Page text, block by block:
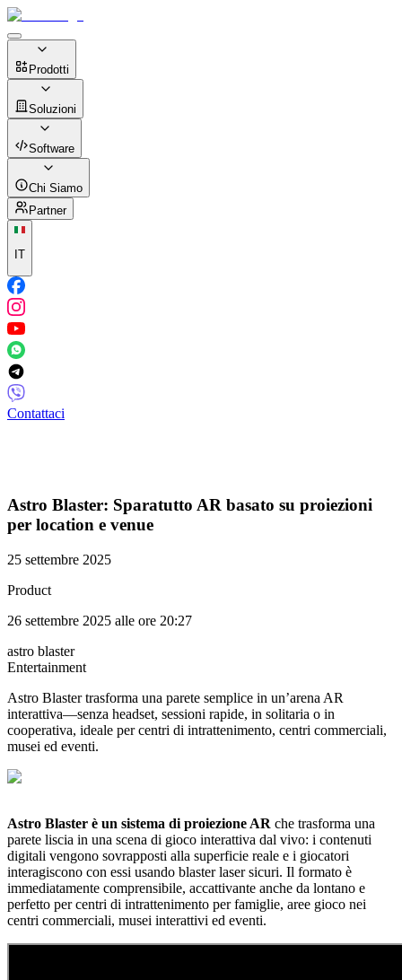
Prodotti
Soluzioni
Software
Chi Siamo
Partner
IT
Contattaci
Astro Blaster: Sparatutto AR basato su proiezioni
per location e venue
25 settembre 2025
Product
26 settembre 2025 alle ore 20:27
astro blaster
Entertainment
Astro Blaster trasforma una parete semplice in un’arena AR
interattiva—senza headset, sessioni rapide, in solitaria o in
cooperativa, ideale per centri di intrattenimento, centri commerciali,
musei ed eventi.
Astro Blaster è un sistema di proiezione AR che trasforma una
parete liscia in una scena di gioco interattiva dal vivo: i contenuti
digitali vengono sovrapposti alla superficie reale e i giocatori
interagiscono con essi usando blaster laser sicuri. Il formato è
immediatamente comprensibile, accattivante anche da lontano e
perfetto per centri di intrattenimento per famiglie, aree gioco nei
centri commerciali, musei interattivi ed eventi.